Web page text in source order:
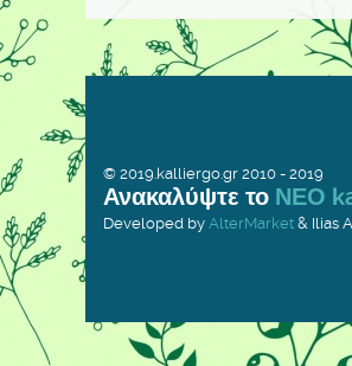
© 2019.kalliergo.gr 2010 - 2019
Ανακαλύψτε το ΝΕΟ
Developed by AlterMarket & Ilias